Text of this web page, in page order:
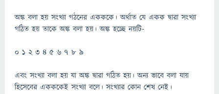
অঙ্ক বলা হয় সংখ্যা গঠনের একককে। অর্থাত যে একক দ্বারা সংখ্যা
গঠিত হয় তাকে অঙ্ক বলা হয়। অঙ্ক হচ্ছে নয়টি-
0 1 2 3 4 5 6 7 8 9
এবং সংখ্যা বলা হয় যা অঙ্ক দ্বারা গঠিত হয়। অন্য ভাবে বলা যায়
হিসেবের একককেই সংখ্যা বলে। সংখ্যার কোন শেষ নেই।